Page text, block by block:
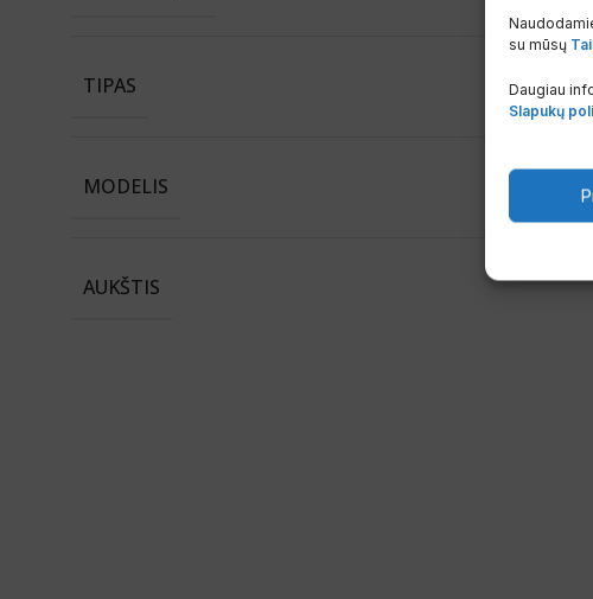
su mūsų
Daugiau
Slapukų
TIPAS
MODELIS
AUKŠTIS